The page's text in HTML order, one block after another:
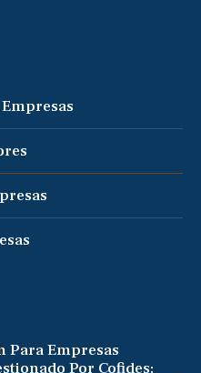
Para Empresas
Por Cofides: